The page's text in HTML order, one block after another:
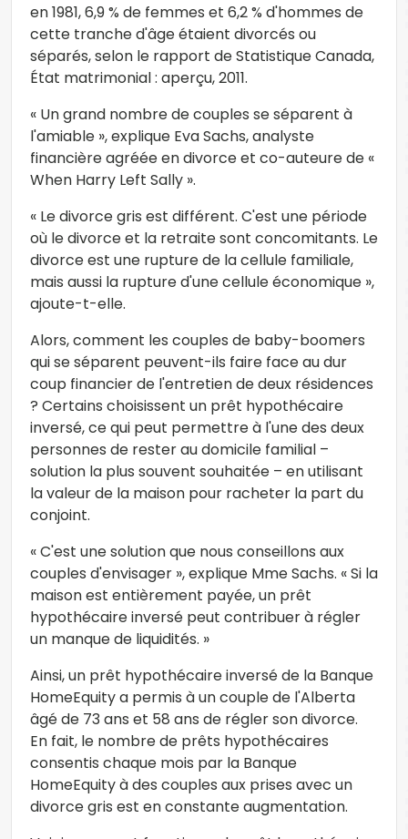
en 1981, 6,9 % de femmes et 6,2 % d'hommes de
cette tranche d'âge étaient divorcés ou
séparés, selon le rapport de Statistique Canada,
État matrimonial : aperçu, 2011.
« Un grand nombre de couples se séparent à
l'amiable », explique Eva Sachs, analyste
financière agréée en divorce et co-auteure de «
When Harry Left Sally ».
« Le divorce gris est différent. C'est une période
où le divorce et la retraite sont concomitants. Le
divorce est une rupture de la cellule familiale,
mais aussi la rupture d'une cellule économique »,
ajoute-t-elle.
Alors, comment les couples de baby-boomers
qui se séparent peuvent-ils faire face au dur
coup financier de l'entretien de deux résidences
? Certains choisissent un prêt hypothécaire
inversé, ce qui peut permettre à l'une des deux
personnes de rester au domicile familial –
solution la plus souvent souhaitée – en utilisant
la valeur de la maison pour racheter la part du
conjoint.
« C'est une solution que nous conseillons aux
couples d'envisager », explique Mme Sachs. « Si la
maison est entièrement payée, un prêt
hypothécaire inversé peut contribuer à régler
un manque de liquidités. »
Ainsi, un prêt hypothécaire inversé de la Banque
HomeEquity a permis à un couple de l'Alberta
âgé de 73 ans et 58 ans de régler son divorce.
En fait, le nombre de prêts hypothécaires
consentis chaque mois par la Banque
HomeEquity à des couples aux prises avec un
divorce gris est en constante augmentation.